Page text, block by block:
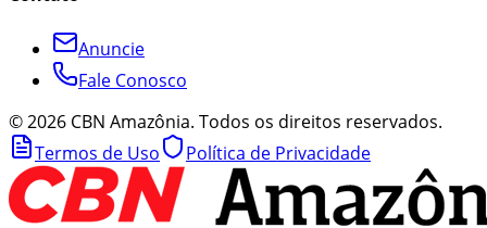
Anuncie
Fale Conosco
©2026 CBN Amazônia. Todos os direitos reservados.
Termos de Uso
Política de Privacidade